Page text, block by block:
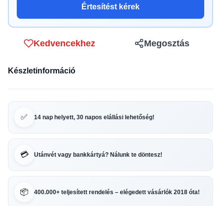
Értesítést kérek
Kedvencekhez Megosztás
Készletinformáció
✅ 14 nap helyett, 30 napos elállási lehetőség!
💳 Utánvét vagy bankkártyá? Nálunk te döntesz!
📦 400.000+ teljesített rendelés – elégedett vásárlók 2018 óta!